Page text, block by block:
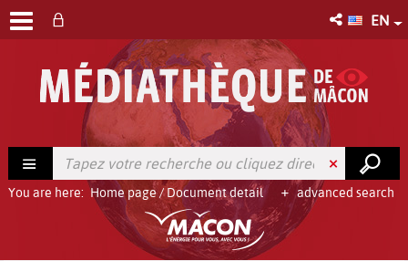
EN
advanced search
You are here: Home page/Document detail